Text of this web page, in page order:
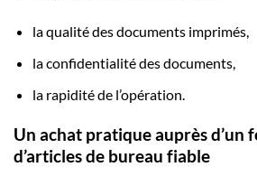
la qualité des documents imprimés,
la confidentialité des documents,
la rapidité de l’opération.
Un achat pratique auprès d’un
d’articles de bureau fiable